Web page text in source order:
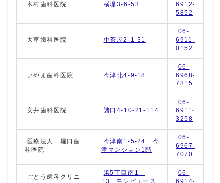
木村歯科医院 横堤3-6-53
6912-
5852
大草歯科医院 中茶屋2-1-31
06-
6911-
0152
いやま歯科医院 今津北4-9-18
06-
6968-
7815
安井歯科医院 諸口4-10-21-114
06-
6911-
3258
医療法人 堀口歯
科医院
今津南1-5-24 今
津マンション1階
06-
6967-
7070
ごとう歯科クリニ
浜5丁目南1－
13 モンピエース
06-
6914-